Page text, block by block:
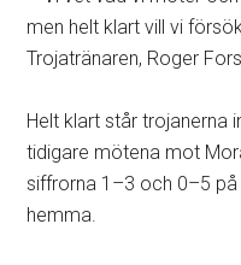
men helt klart vill vi
Trojatränaren, Roger
Helt klart står trojanerna
tidigare mötena mot
siffrorna 1–3 och 0–5
hemma.